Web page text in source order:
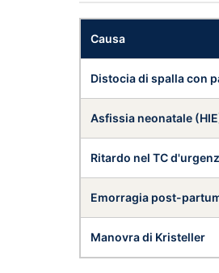
Causa
Distocia di spalla con
Asfissia neonatale
Ritardo nel TC
Emorragia post-
Manovra di Kristeller